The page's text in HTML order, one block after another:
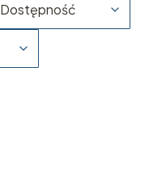
Dostępność